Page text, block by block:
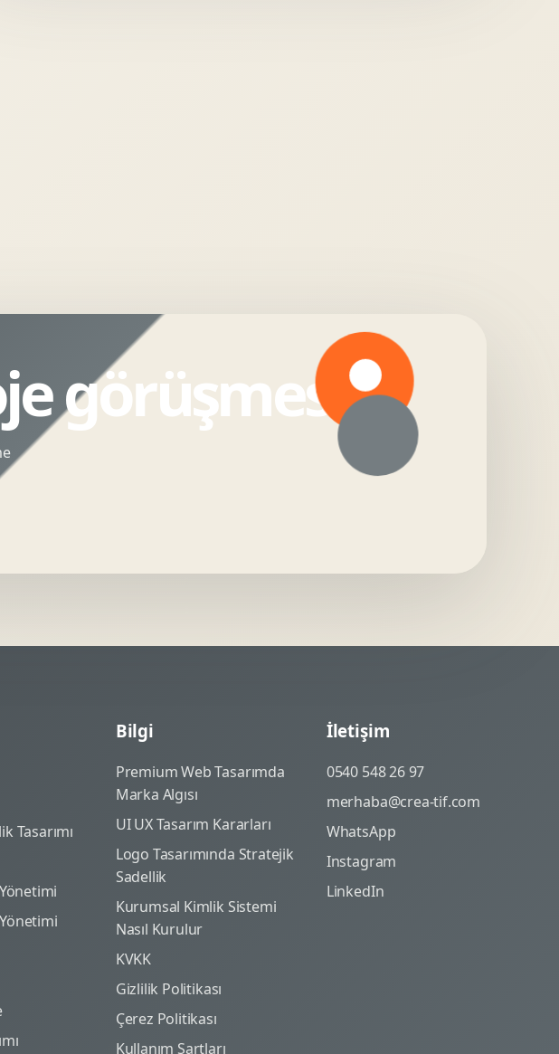
görüşmesi
Tasarımı
Bilgi
Premium Web Tasarımda
Marka Algısı
UI UX Tasarım Kararları
Logo Tasarımında Stratejik
Sadellik
Kurumsal Kimlik Sistemi
Nasıl Kurulur
KVKK
Gizlilik Politikası
Çerez Politikası
Kullanım Şartları
İletişim
0540 548 26 97
merhaba@crea-tif.com
WhatsApp
Instagram
LinkedIn